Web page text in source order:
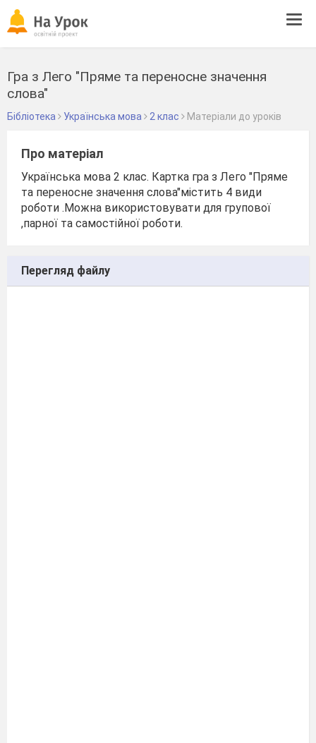
Гра з Лего "Пряме та переносне значення
слова"
Бібліотека Українська мова 2 клас Матеріали до уроків
Про матеріал
Українська мова 2 клас. Картка гра з Лего "Пряме
та переносне значення слова"містить 4 види
роботи .Можна використовувати для групової
,парної та самостійної роботи.
Перегляд файлу